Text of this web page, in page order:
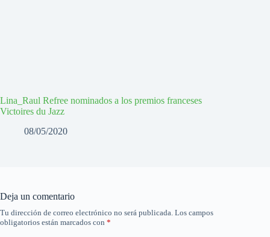
Lina_Raul Refree nominados a los premios franceses
Victoires du Jazz
08/05/2020
Deja un comentario
Tu dirección de correo electrónico no será publicada. Los campos
obligatorios están marcados con *